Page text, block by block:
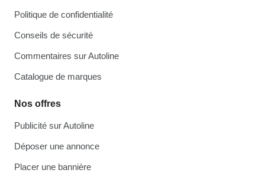
Politique de confidentialité
Conseils de sécurité
Commentaires sur Autoline
Catalogue de marques
Nos offres
Publicité sur Autoline
Déposer une annonce
Placer une bannière